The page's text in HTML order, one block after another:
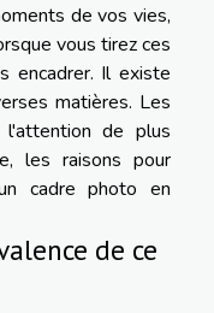
de vos vies,
vous tirez ces
encadrer. Il existe
matières. Les
l'attention de plus
les raisons pour
cadre photo en
de ce